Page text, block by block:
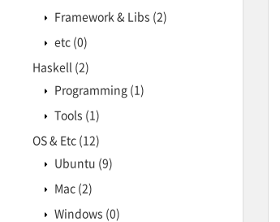
Framework & Libs (2)
etc (0)
Haskell (2)
Programming (1)
Tools (1)
OS & Etc (12)
Ubuntu (9)
Mac (2)
Windows (0)